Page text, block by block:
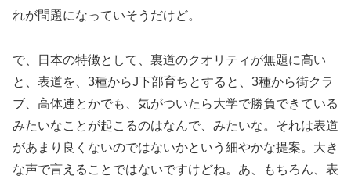
れが問題になっていそうだけど。
で、日本の特徴として、裏道のクオリティが無題に高い
と、表道を、3種からJ下部育ちとすると、3種から街クラ
ブ、高体連とかでも、気がついたら大学で勝負できている
みたいなことが起こるのはなんで、みたいな。それは表道
があまり良くないのではないかという細やかな提案。大き
な声で言えることではないですけどね。あ、もちろん、表